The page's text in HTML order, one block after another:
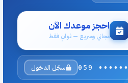
احجز موعدك الآن
مجاني وسريع — ثوانٍ فقط
059 •••••• سجّل الدخول